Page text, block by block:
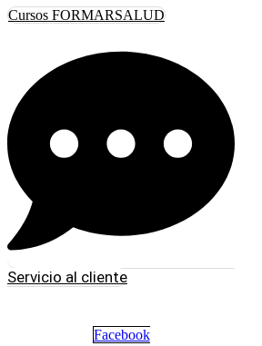
Cursos FORMARSALUD
Servicio al cliente
Facebook